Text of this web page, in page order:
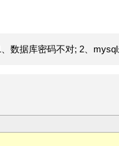
数据库密码不对; 2、mysql